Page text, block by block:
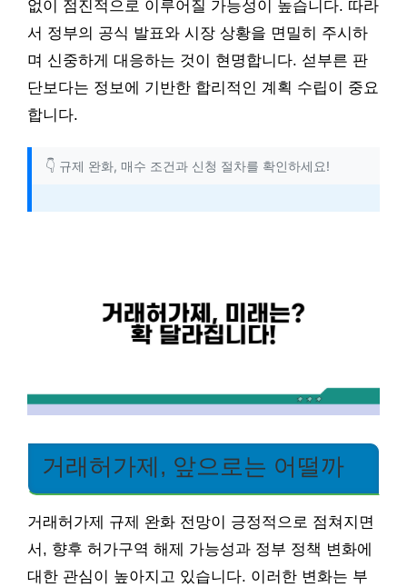
없이 점진적으로 이루어질 가능성이 높습니다. 따라
서 정부의 공식 발표와 시장 상황을 면밀히 주시하
며 신중하게 대응하는 것이 현명합니다. 섣부른 판
단보다는 정보에 기반한 합리적인 계획 수립이 중요
합니다.
👇 규제 완화, 매수 조건과 신청 절차를 확인하세요!
거래허가제, 앞으로는 어떨까
거래허가제 규제 완화 전망이 긍정적으로 점쳐지면
서, 향후 허가구역 해제 가능성과 정부 정책 변화에
대한 관심이 높아지고 있습니다. 이러한 변화는 부